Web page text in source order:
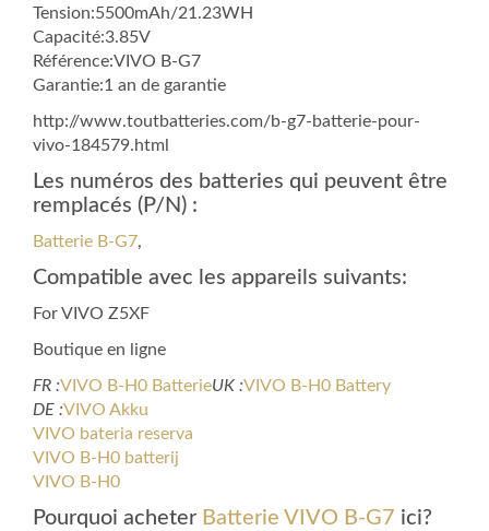
Tension:5500mAh/21.23WH
Capacité:3.85V
Référence:VIVO B-G7
Garantie:1 an de garantie
http://www.toutbatteries.com/b-g7-batterie-pour-
vivo-184579.html
Les numéros des batteries qui peuvent être
remplacés (P/N) :
Batterie B-G7,
Compatible avec les appareils suivants:
For VIVO Z5XF
Boutique en ligne
FR :VIVO B-H0 BatterieUK :VIVO B-H0 Battery
DE :VIVO Akku
VIVO bateria reserva
VIVO B-H0 batterij
VIVO B-H0
Pourquoi acheter Batterie VIVO B-G7 ici?